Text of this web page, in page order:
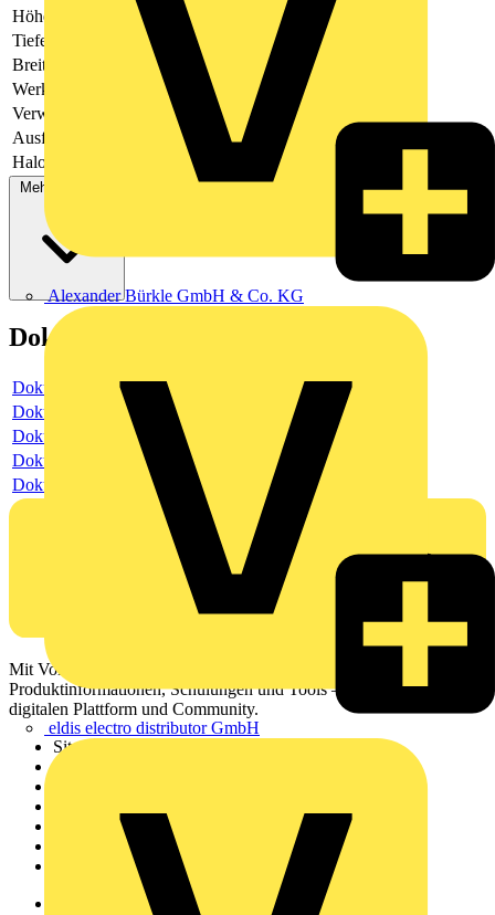
Alexander Bürkle GmbH & Co. KG
eldis electro distributor GmbH
Höhe
Tiefe
Breite
Werkstoff
Kunststoff
Verwendung
Ausführung
zweiteilige Wippe
Halogenfrei
Mehr anzeigen
Dokumente
Dokument
Dokument
Dokument
Dokument
Dokument
Mit Voltimum erhalten Elektrofachkräfte Zugang zu Branchennews,
Produktinformationen, Schulungen und Tools – alles auf einer
digitalen Plattform und Community.
Sitemap
Startseite
Produktsuche
Weitere Links